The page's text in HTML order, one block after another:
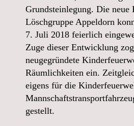
Grundsteinlegung. Die neue
Löschgruppe Appeldorn
7. Juli 2018 feierlich
Zuge dieser Entwicklung
neugegründete
Räumlichkeiten ein.
eigens für die
gestellt.